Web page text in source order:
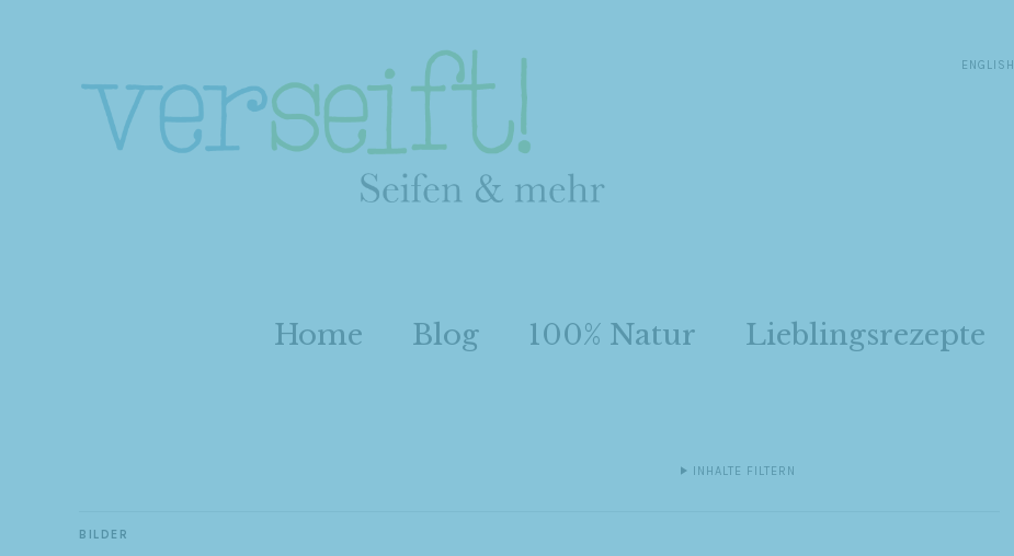
ENGLISH
Home Blog 100% Natur Lieblingsrezepte
INHALTE FILTERN
BILDER